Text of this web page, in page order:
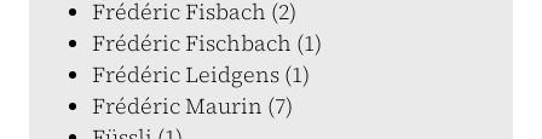
Frédéric Fisbach (2)
Frédéric Fischbach (1)
Frédéric Leidgens (1)
Frédéric Maurin (7)